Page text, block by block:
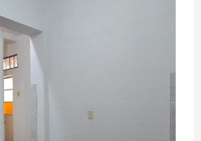
Quiero Comprar
Quiero Vender